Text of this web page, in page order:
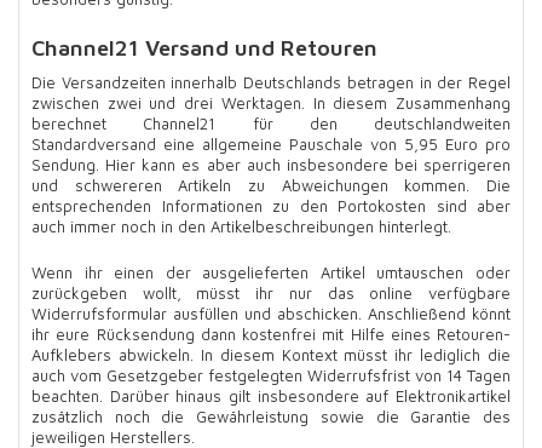
Channel21 Versand und Retouren
Die Versandzeiten innerhalb Deutschlands betragen in der Regel
zwischen zwei und drei Werktagen. In diesem Zusammenhang
berechnet Channel21 für den deutschlandweiten
Standardversand eine allgemeine Pauschale von 5,95 Euro pro
Sendung. Hier kann es aber auch insbesondere bei sperrigeren
und schwereren Artikeln zu Abweichungen kommen. Die
entsprechenden Informationen zu den Portokosten sind aber
auch immer noch in den Artikelbeschreibungen hinterlegt.
Wenn ihr einen der ausgelieferten Artikel umtauschen oder
zurückgeben wollt, müsst ihr nur das online verfügbare
Widerrufsformular ausfüllen und abschicken. Anschließend könnt
ihr eure Rücksendung dann kostenfrei mit Hilfe eines Retouren-
Aufklebers abwickeln. In diesem Kontext müsst ihr lediglich die
auch vom Gesetzgeber festgelegten Widerrufsfrist von 14 Tagen
beachten. Darüber hinaus gilt insbesondere auf Elektronikartikel
zusätzlich noch die Gewährleistung sowie die Garantie des
jeweiligen Herstellers.